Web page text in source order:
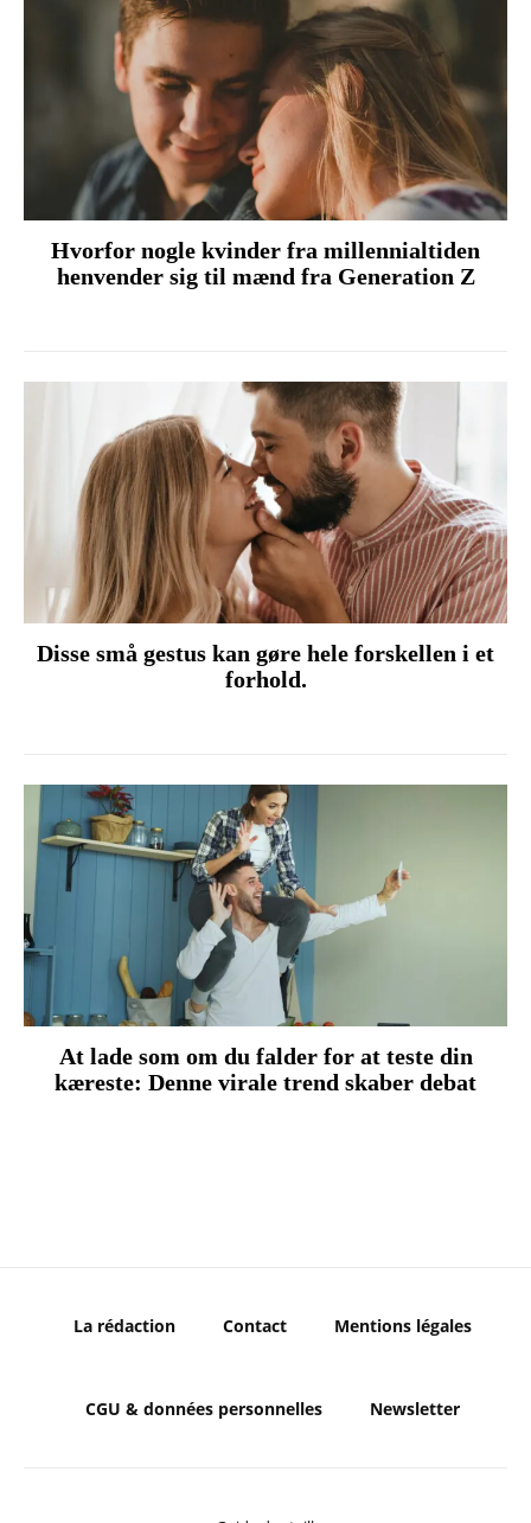
Hvorfor nogle kvinder fra millennialtiden
henvender sig til mænd fra Generation Z
Disse små gestus kan gøre hele forskellen i et
forhold.
At lade som om du falder for at teste din
kæreste: Denne virale trend skaber debat
La rédaction Contact Mentions légales
CGU & données personnelles Newsletter